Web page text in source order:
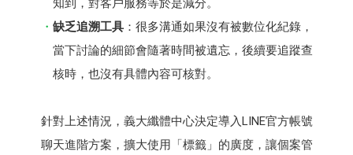
知到，對客戶服務等於是減分。
缺乏追溯工具：很多溝通如果沒有被數位化紀錄，
當下討論的細節會隨著時間被遺忘，後續要追蹤查
核時，也沒有具體內容可核對。
針對上述情況，義大纖體中心決定導入LINE官方帳號
聊天進階方案，擴大使用「標籤」的廣度，讓個案管